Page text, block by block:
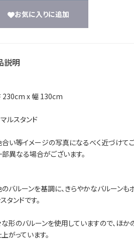
お気に入りに追加
説明
230cm x 幅 130cm
ルスタンド
い等イメージの写真になるべく近づけて
異なる場合がございます。
バルーンを基調に、きらやかなバルーンも
タンドです。
形のバルーンを使用していますので、ほ
がっています。